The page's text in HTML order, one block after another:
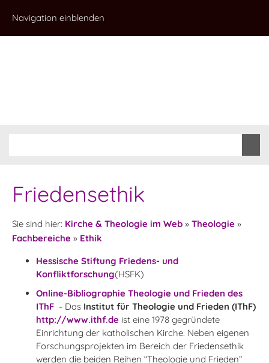
Navigation einblenden
Friedensethik
Sie sind hier: Kirche & Theologie im Web » Theologie »
Fachbereiche » Ethik
Hessische Stiftung Friedens- und
Konfliktforschung(HSFK)
Online-Bibliographie Theologie und Frieden des
IThF - Das Institut für Theologie und Frieden (IThF)
http://www.ithf.de ist eine 1978 gegründete
Einrichtung der katholischen Kirche. Neben eigenen
Forschungsprojekten im Bereich der Friedensethik
werden die beiden Reihen “Theologie und Frieden”